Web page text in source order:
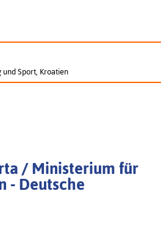
und Sport, Kroatien
/ Ministerium für
- Deutsche